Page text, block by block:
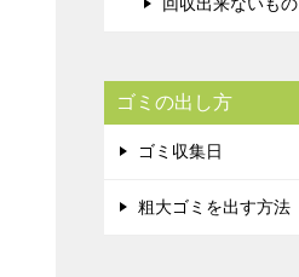
ゴミの出し方
ゴミ収集日
粗大ゴミを出す方法